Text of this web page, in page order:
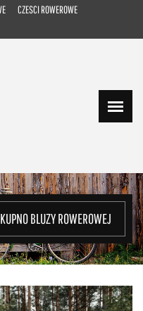
CZESCI ROWEROWE
KUPNO BLUZY ROWEROWEJ